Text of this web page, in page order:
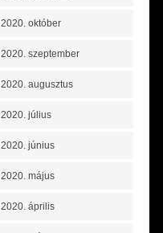
2020. október
2020. szeptember
2020. augusztus
2020. július
2020. június
2020. május
2020. április